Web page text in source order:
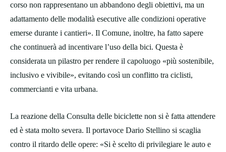
corso non rappresentano un abbandono degli obiettivi, ma un
adattamento delle modalità esecutive alle condizioni operative
emerse durante i cantieri». Il Comune, inoltre, ha fatto sapere
che continuerà ad incentivare l’uso della bici. Questa è
considerata un pilastro per rendere il capoluogo «più sostenibile,
inclusivo e vivibile», evitando così un conflitto tra ciclisti,
commercianti e vita urbana.
La reazione della Consulta delle biciclette non si è fatta attendere
ed è stata molto severa. Il portavoce Dario Stellino si scaglia
contro il ritardo delle opere: «Si è scelto di privilegiare le auto e